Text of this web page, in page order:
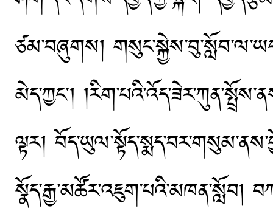
ཙམ་བཞུགས།
མེད་ཀྱང༌།
ལྟར།
སྣོད་རྒྱ་མཚོར་འཇུག་པའི་མཁན་སློབ།